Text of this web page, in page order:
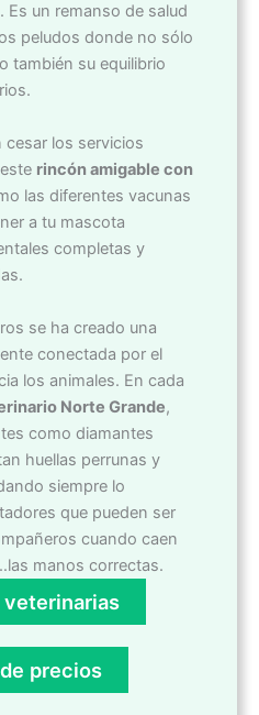
Es un remanso de salud
peludos donde no sólo
también su equilibrio
cesar los servicios
rincón amigable con
las diferentes vacunas
a tu mascota
completas y
se ha creado una
conectada por el
los animales. En cada
Norte Grande,
como diamantes
huellas perrunas y
siempre lo
que pueden ser
cuando caen
manos correctas.
precios